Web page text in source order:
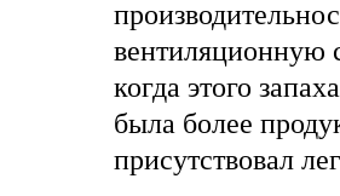
вентиляционную
когда этого
была более
присутствовал